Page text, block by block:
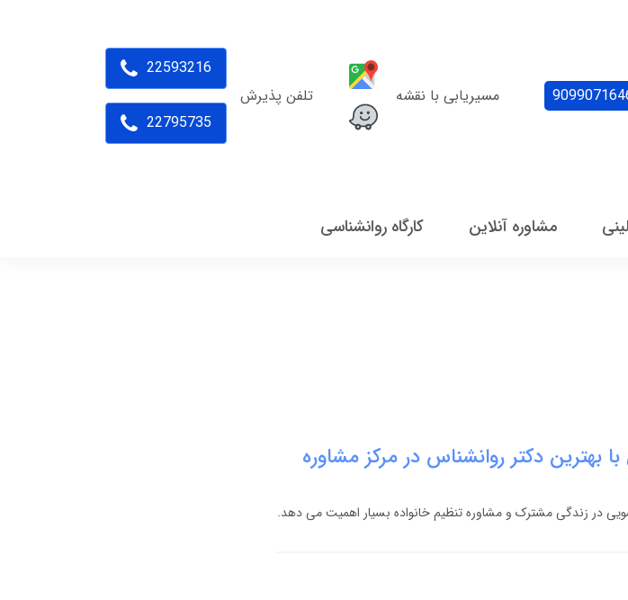
مسیریابی با نقشه تلفن پذیرش
22593216
22795735
مشاوره آنلاین کارگاه روانشناسی
بهترین دکتر روانشناس در مرکز مشاوره
در زندگی مشترک و مشاوره تنظیم خانواده بسیار اهمیت می دهد.